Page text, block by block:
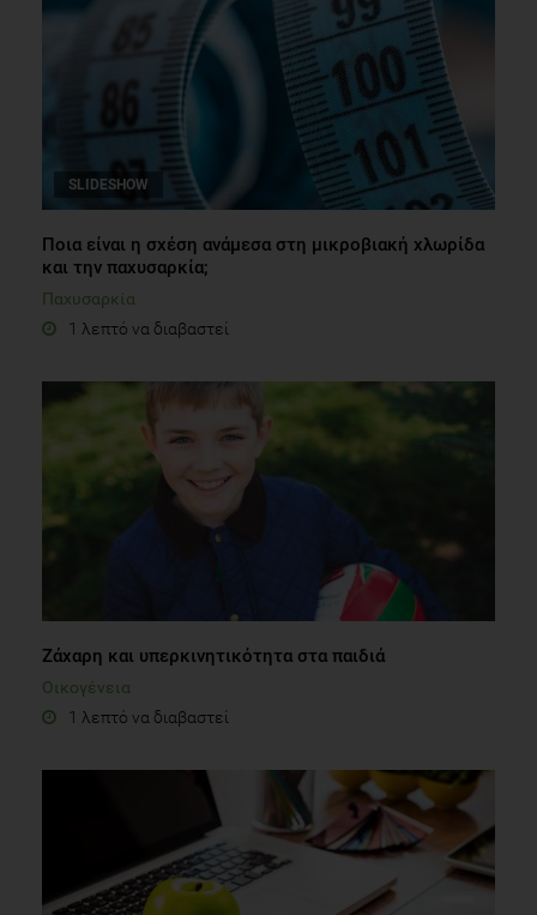
SLIDESHOW
Ποια είναι η σχέση ανάμεσα στη μικροβιακή χλωρίδα
και την παχυσαρκία;
Παχυσαρκία
1 λεπτό να διαβαστεί
Ζάχαρη και υπερκινητικότητα στα παιδιά
Οικογένεια
1 λεπτό να διαβαστεί